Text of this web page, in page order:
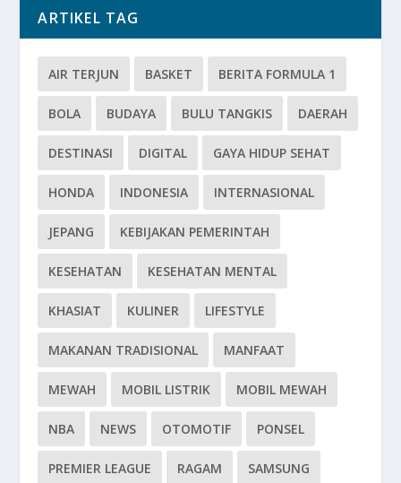
ARTIKEL TAG
AIR TERJUN BASKET BERITA FORMULA 1
BOLA BUDAYA BULU TANGKIS DAERAH
DESTINASI DIGITAL GAYA HIDUP SEHAT
HONDA INDONESIA INTERNASIONAL
JEPANG KEBIJAKAN PEMERINTAH
KESEHATAN KESEHATAN MENTAL
KHASIAT KULINER LIFESTYLE
MAKANAN TRADISIONAL MANFAAT
MEWAH MOBIL LISTRIK MOBIL MEWAH
NBA NEWS OTOMOTIF PONSEL
PREMIER LEAGUE RAGAM SAMSUNG